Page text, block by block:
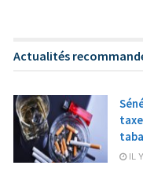
Actualités
IL